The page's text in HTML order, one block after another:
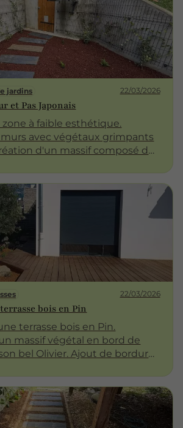
jardins 22/03/2026
et Pas Japonais
à faible esthétique.
avec végétaux grimpants
d'un massif composé de
de schiste. Vivement que
22/03/2026
bois en Pin
terrasse bois en Pin.
massif végétal en bord de
bel Olivier. Ajout de bordures
d'une terrasse embellit
l'aménagement !!